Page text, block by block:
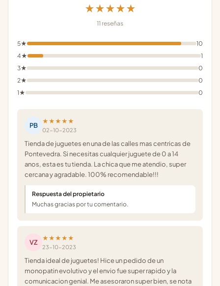
★★★★★
11 reseñas
5★
10
4★
1
3★
0
2★
0
1★
0
PB
★★★★★
02-10-2023
Tienda de juguetes en una de las calles mas centricas de
Pontevedra. Si necesitas cualquier juguete de 0 a 14
anos, esta es tu tienda. La chica que me atendio, super
cercana y agradable. 100% recomendable!!!
Respuesta del propietario
Muchas gracias por tu comentario.
VZ
★★★★★
23-10-2023
Tienda ideal de juguetes! Hice un pedido de un
monopatin evolutivo y el envio fue super rapido y la
comunicacion genial. Me asesoraron super bien, se nota